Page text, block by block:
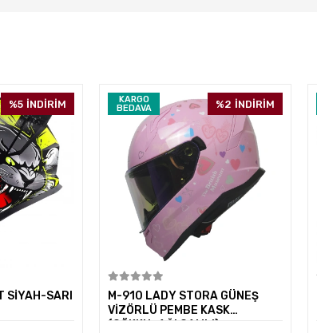
%5 İNDİRİM
SİYAH-SARI
KARGO
BEDAVA
%2 İNDİRİM
M-910 LADY STORA GÜNEŞ
VİZÖRLÜ PEMBE KASK
(GÖKKUŞAĞI CAMLI)